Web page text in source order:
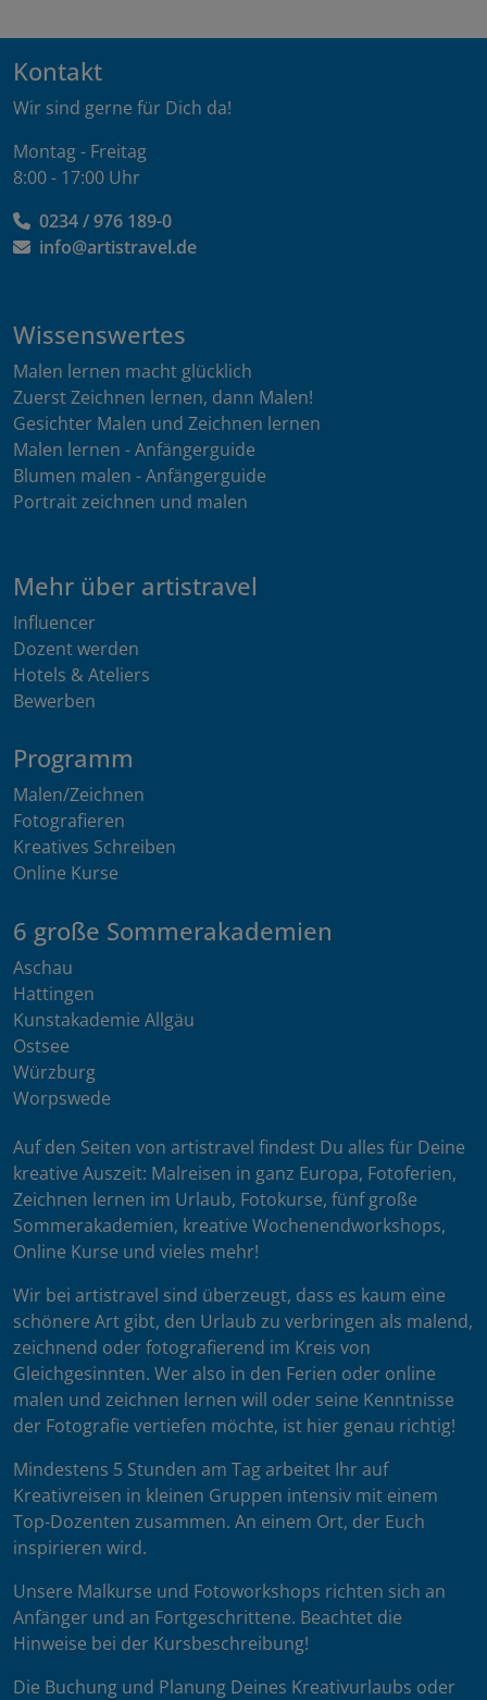
Kontakt
Wir sind gerne für Dich da!
Montag - Freitag
8:00 - 17:00 Uhr
0234 / 976 189-0
info@artistravel.de
Wissenswertes
Malen lernen macht glücklich
Zuerst Zeichnen lernen, dann Malen!
Gesichter Malen und Zeichnen lernen
Malen lernen - Anfängerguide
Blumen malen - Anfängerguide
Portrait zeichnen und malen
Mehr über artistravel
Influencer
Dozent werden
Hotels & Ateliers
Bewerben
Programm
Malen/Zeichnen
Fotografieren
Kreatives Schreiben
Online Kurse
6 große Sommerakademien
Aschau
Hattingen
Kunstakademie Allgäu
Ostsee
Würzburg
Worpswede
Auf den Seiten von artistravel findest Du alles für Deine
kreative Auszeit: Malreisen in ganz Europa, Fotoferien,
Zeichnen lernen im Urlaub, Fotokurse, fünf große
Sommerakademien, kreative Wochenendworkshops,
Online Kurse und vieles mehr!
Wir bei artistravel sind überzeugt, dass es kaum eine
schönere Art gibt, den Urlaub zu verbringen als malend,
zeichnend oder fotografierend im Kreis von
Gleichgesinnten. Wer also in den Ferien oder online
malen und zeichnen lernen will oder seine Kenntnisse
der Fotografie vertiefen möchte, ist hier genau richtig!
Mindestens 5 Stunden am Tag arbeitet Ihr auf
Kreativreisen in kleinen Gruppen intensiv mit einem
Top-Dozenten zusammen. An einem Ort, der Euch
inspirieren wird.
Unsere Malkurse und Fotoworkshops richten sich an
Anfänger und an Fortgeschrittene. Beachtet die
Hinweise bei der Kursbeschreibung!
Die Buchung und Planung Deines Kreativurlaubs oder